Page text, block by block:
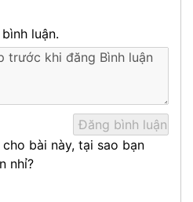
luận.
bài này, tại sao bạn
nhỉ?